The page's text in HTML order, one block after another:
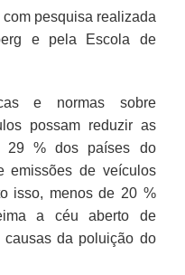
pesquisa realizada
e pela Escola de
e normas sobre
possam reduzir as
29 % dos países do
emissões de veículos
isso, menos de 20 %
a céu aberto de
da poluição do